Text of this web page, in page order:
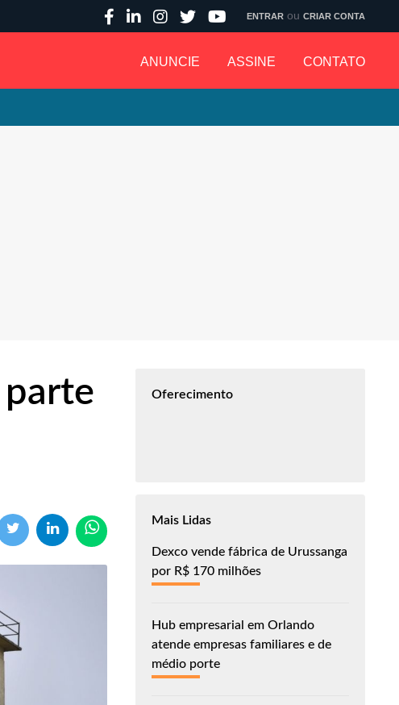
ANUNCIE ASSINE CONTATO
ENTRAR ou CRIAR CONTA
parte
Oferecimento
Mais Lidas
Dexco vende fábrica de Urussanga
por R$ 170 milhões
Hub empresarial em Orlando
atende empresas familiares e de
médio porte